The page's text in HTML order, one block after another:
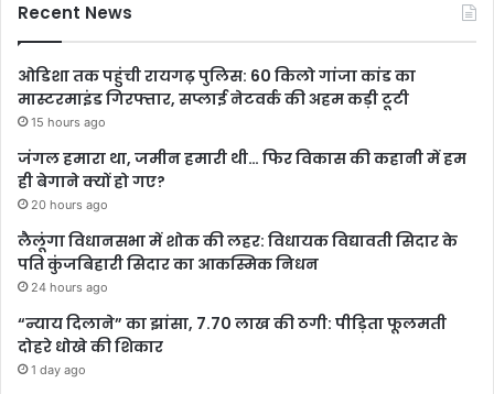
Recent News
ओडिशा तक पहुंची रायगढ़ पुलिस: 60 किलो गांजा कांड का
मास्टरमाइंड गिरफ्तार, सप्लाई नेटवर्क की अहम कड़ी टूटी
15 hours ago
जंगल हमारा था, जमीन हमारी थी… फिर विकास की कहानी में हम
ही बेगाने क्यों हो गए?
20 hours ago
लैलूंगा विधानसभा में शोक की लहर: विधायक विद्यावती सिदार के
पति कुंजबिहारी सिदार का आकस्मिक निधन
24 hours ago
“न्याय दिलाने” का झांसा, 7.70 लाख की ठगी: पीड़िता फूलमती
दोहरे धोखे की शिकार
1 day ago